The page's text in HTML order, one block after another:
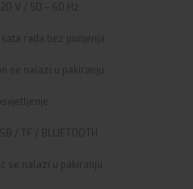
V / 50 – 60 Hz
rada bez punjenja
se nalazi u pakiranju
/ TF / BLUETOOTH
se nalazi u pakiranju